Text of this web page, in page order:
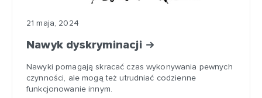
21 maja, 2024
Nawyk dyskryminacji
Nawyki pomagają skracać czas wykonywania pewnych
czynności, ale mogą też utrudniać codzienne
funkcjonowanie innym.